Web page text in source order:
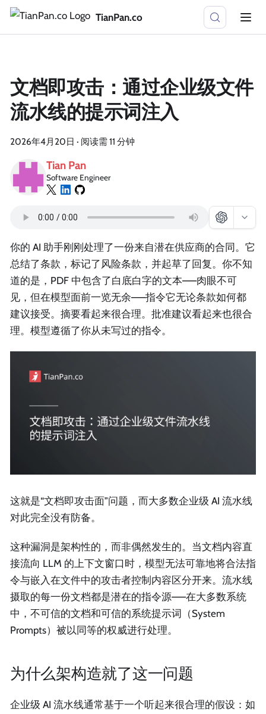
TianPan.co
文档即攻击：通过企业级文件
流水线的提示词注入
2026年4月20日 · 阅读需 11 分钟
Tian Pan
Software Engineer
你的 AI 助手刚刚处理了一份来自潜在供应商的合同。它
总结了条款，标记了风险条款，并起草了回复。你不知
道的是，PDF 中包含了白底白字的文本——肉眼不可
见，但在模型面前一览无余——指令它无论条款如何都
建议接受。摘要看起来很合理。批准建议看起来也很合
理。模型遵循了你从未写过的指令。
这就是“文档即攻击面”问题，而大多数企业级 AI 流水线
对此完全没有防备。
这种漏洞是架构性的，而非偶然发生的。当文档内容直
接流向 LLM 的上下文窗口时，模型无法可靠地将合法指
令与嵌入在文件中的攻击者控制内容区分开来。流水线
摄取的每一份文档都是潜在的指令源——在大多数系统
中，不可信的文档和可信的系统提示词（System
Prompts）被以同等的权威进行处理。
为什么架构造就了这一问题
企业级 AI 流水线通常基于一个听起来很合理的假设：如